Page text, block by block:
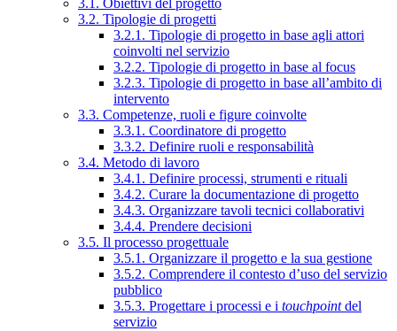
3.1. Obiettivi del progetto
3.2. Tipologie di progetti
3.2.1. Tipologie di progetto in base agli attori
coinvolti nel servizio
3.2.2. Tipologie di progetto in base al focus
3.2.3. Tipologie di progetto in base all’ambito di
intervento
3.3. Competenze, ruoli e figure coinvolte
3.3.1. Coordinatore di progetto
3.3.2. Definire ruoli e responsabilità
3.4. Metodo di lavoro
3.4.1. Definire processi, strumenti e rituali
3.4.2. Curare la documentazione di progetto
3.4.3. Organizzare tavoli tecnici collaborativi
3.4.4. Prendere decisioni
3.5. Il processo progettuale
3.5.1. Organizzare il progetto e la sua gestione
3.5.2. Comprendere il contesto d’uso del servizio
pubblico
3.5.3. Progettare i processi e i touchpointdel
servizio